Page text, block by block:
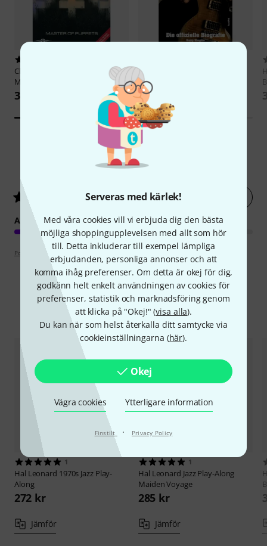
Serveras med kärlek!
Med våra cookies vill vi erbjuda dig den bästa
möjliga shoppingupplevelsen med allt som hör
till. Detta inkluderar till exempel lämpliga
erbjudanden, personliga annonser och att
komma ihåg preferenser. Om detta är okej för dig,
godkänn helt enkelt användningen av cookies för
preferenser, statistik och marknadsföring genom
att klicka på "Okej!" (visa alla).
Du kan när som helst återkalla ditt samtycke via
cookieinställningarna (här).
Okej
Vägra cookies Ytterligare information
Finstilt · Privacy Policy
Cherry Lane Music Company
Metallica Master Of Puppets
371 kr
Biografie
373 kr
4Kundbetyg
5/ 5
ARRANGEMANG
Poängpolicy
Jämför alternativ
1
Hal Leonard 1970s Jazz Play-
Along
272 kr
Jämför
1
Hal Leonard Jazz Play-Along
Maiden Voyage
285 kr
Jämför